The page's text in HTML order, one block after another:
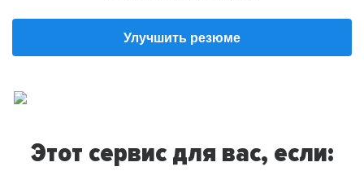
Улучшить резюме
Этот сервис для вас, если: